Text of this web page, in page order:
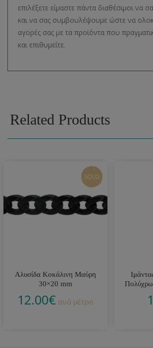
επιλέξετε είμαστε πάντα διαθέσιμοι να
και να σας συμβουλέψουμε ώστε να
αγορές σας με τα προϊόντα που
και επιθυμείτε.
Related Products
SOLD
Αλυσίδα Κοκάλινη Μαύρη
30×20 mm
12.00€ ανά μέτρο